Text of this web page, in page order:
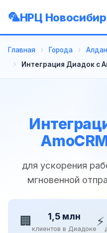
НРЦ
Главная Города
Алдан
Интеграция Диадок с
для ускорения
мгновенной
🏢 1,5 млн
клиентов в Диадоке⚡